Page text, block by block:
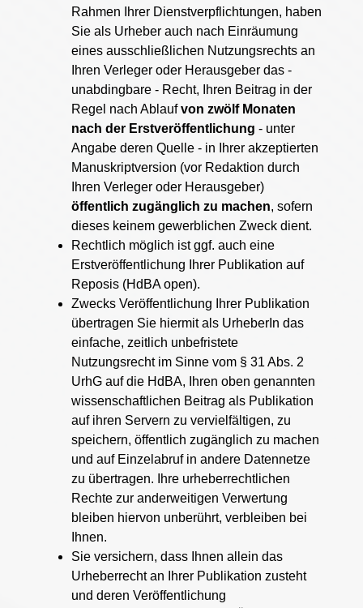
Rahmen Ihrer Dienstverpflichtungen, haben
Sie als Urheber auch nach Einräumung
eines ausschließlichen Nutzungsrechts an
Ihren Verleger oder Herausgeber das -
unabdingbare - Recht, Ihren Beitrag in der
Regel nach Ablaufvon zwölf Monaten
nach der Erstveröffentlichung - unter
Angabe deren Quelle - in Ihrer akzeptierten
Manuskriptversion (vor Redaktion durch
Ihren Verleger oder Herausgeber)
öffentlich zugänglich zu machen, sofern
dieses keinem gewerblichen Zweck dient.
Rechtlich möglich ist ggf. auch eine
Erstveröffentlichung Ihrer Publikation auf
Reposis (HdBA open).
Zwecks Veröffentlichung Ihrer Publikation
übertragen Sie hiermit als UrheberIn das
einfache, zeitlich unbefristete
Nutzungsrecht im Sinne vom § 31 Abs. 2
UrhG auf die HdBA, Ihren oben genannten
wissenschaftlichen Beitrag als Publikation
auf ihren Servern zu vervielfältigen, zu
speichern, öffentlich zugänglich zu machen
und auf Einzelabruf in andere Datennetze
zu übertragen. Ihre urheberrechtlichen
Rechte zur anderweitigen Verwertung
bleiben hiervon unberührt, verbleiben bei
Ihnen.
Sie versichern, dass Ihnen allein das
Urheberrecht an Ihrer Publikation zusteht
und deren Veröffentlichung